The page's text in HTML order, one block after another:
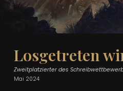
Losgetreten
Zweitplatzierter des
Mai 2024